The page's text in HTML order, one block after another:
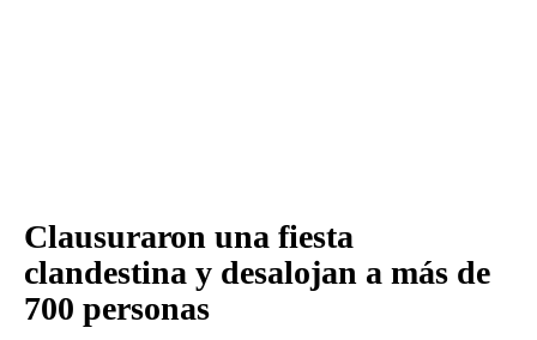
Clausuraron una fiesta
clandestina y desalojan a más de
700 personas